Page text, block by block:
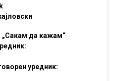
„Сакам да кажам“
уредник: